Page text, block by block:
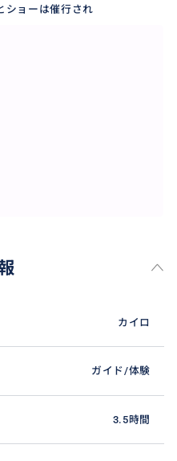
ショーは催行され
カイロ
ガイド/体験
3.5時間